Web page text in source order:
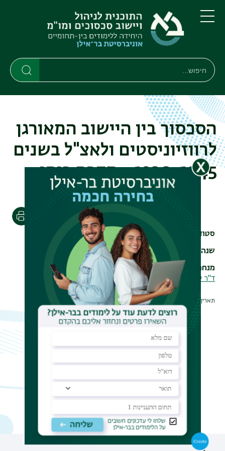
לתוכן
העיקרי
לתפריט
ניווט
ראשי
תפריט
חיפוש
חיפוש
הסכסוך בין היישוב המאורגן
לרווזיוניסטים ולאצ"ל בשנים
1930-1945 - מקרה בוחן
סטודנט/ית
מרגלית לוי-בלוך
שנה 2016
מנחה
ד"ר יצחק קונפורטי
תאריך עדכון אחרון : 28/09/2017